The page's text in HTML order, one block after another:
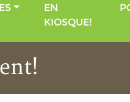
EN
KIOSQUE!